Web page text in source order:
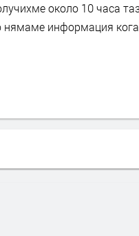
около 10 часа
нямаме информация